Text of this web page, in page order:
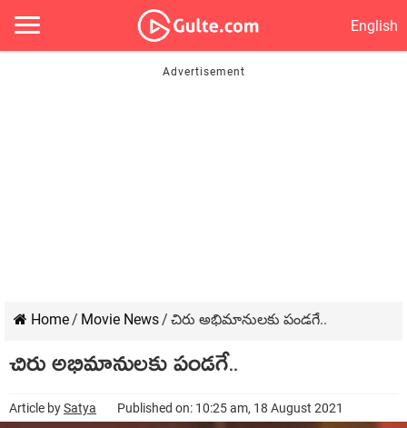
English
Home/ Movie News/ చిరు అభిమానుల‌కు పండ‌గే..
చిరు అభిమానుల‌కు పండ‌గే..
Article bySatya Published on: 10:25 am, 18 August 2021